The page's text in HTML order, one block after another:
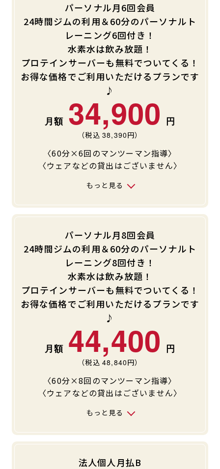
パーソナル月6回会員
24時間ジムの利用＆60分のパーソナルト
レーニング6回付き！
水素水は飲み放題！
プロテインサーバーも無料でついてくる！
お得な価格でご利用いただけるプランです
♪
34,900
（税込38,390円）
〈60分×6回のマンツーマン指導〉
〈ウェアなどの貸出はございません〉
もっと見る
パーソナル月8回会員
24時間ジムの利用＆60分のパーソナルト
レーニング8回付き！
水素水は飲み放題！
プロテインサーバーも無料でついてくる！
お得な価格でご利用いただけるプランです
♪
44,400
（税込48,840円）
〈60分×8回のマンツーマン指導〉
〈ウェアなどの貸出はございません〉
もっと見る
法人個人月払B